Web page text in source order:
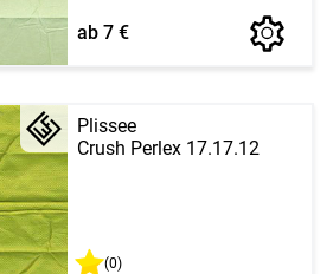
ab 7 €
Plissee
Crush Perlex 17.17.12
(0)